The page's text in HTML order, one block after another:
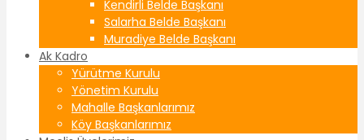
Kendirli Belde Başkanı
Salarha Belde Başkanı
Muradiye Belde Başkanı
Ak Kadro
Yürütme Kurulu
Yönetim Kurulu
Mahalle Başkanlarımız
Köy Başkanlarımız